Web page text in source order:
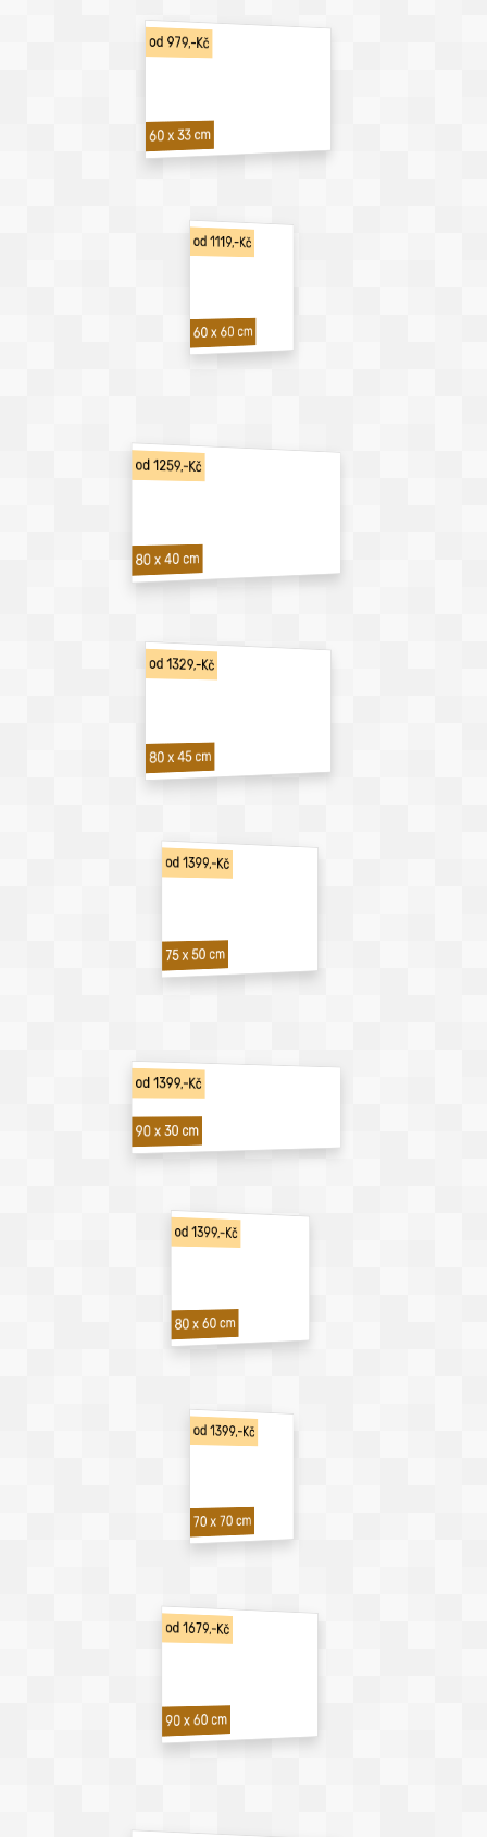
od 979,-Kč
60 x 33 cm
od 1119,-Kč
60 x 60 cm
od 1259,-Kč
80 x 40 cm
od 1329,-Kč
80 x 45 cm
od 1399,-Kč
75 x 50 cm
od 1399,-Kč
90 x 30 cm
od 1399,-Kč
80 x 60 cm
od 1399,-Kč
70 x 70 cm
od 1679,-Kč
90 x 60 cm